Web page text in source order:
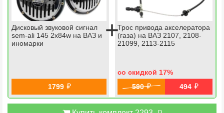
Дисковый звуковой сигнал
sem-ali 145 2х84w на ВАЗ и
иномарки
1799 й
+Трос привода акселератора
(газа) на ВАЗ 2107, 2108-
21099, 2113-2115
со скидкой 17%
590 й 494 й